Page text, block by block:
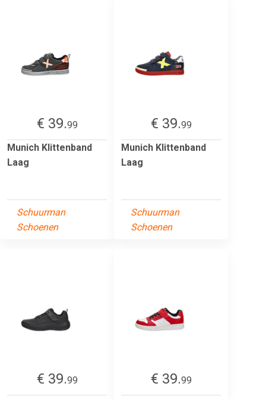
€ 39.99
Munich Klittenband
Laag
Schuurman
Schoenen
€ 39.99
Munich Klittenband
Laag
Schuurman
Schoenen
€ 39.99
€ 39.99